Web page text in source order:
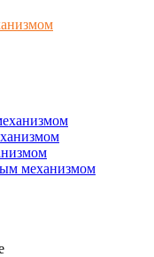
механизмом